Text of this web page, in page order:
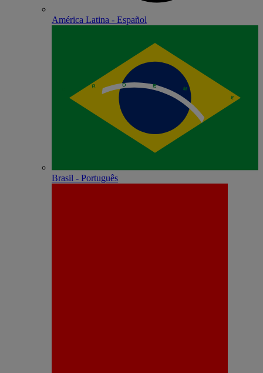
América Latina - Español
Brasil - Português